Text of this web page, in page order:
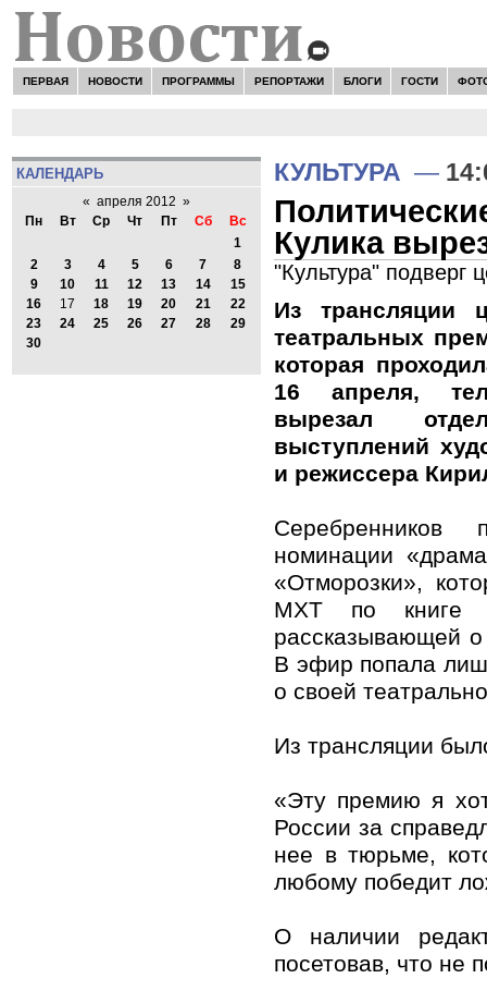
ПЕРВАЯ НОВОСТИ ПРОГРАММЫ РЕПОРТАЖИ БЛОГИ ГОСТИ
КАЛЕНДАРЬ
« апреля 2012 »
Пн
Вт Ср Чт Пт Сб
Вс
1
2
3 4 5 6 7
8
9
10 11 12 13 14
15
16
17 18 19 20 21
22
23
24 25 26 27 28
29
30
КУЛЬТУРА —
Кулика
"Культура" подверг
Из трансляции
театральных
которая
16 апреля,
вырезал
выступлений
и режиссера
Серебренников
номинации
«Отморозки»,
МХТ по книге
рассказывающей
В эфир попала
о своей
Из трансляции
«Эту премию я
России за
нее в тюрьме,
любому победит
О наличии
посетовав, что не